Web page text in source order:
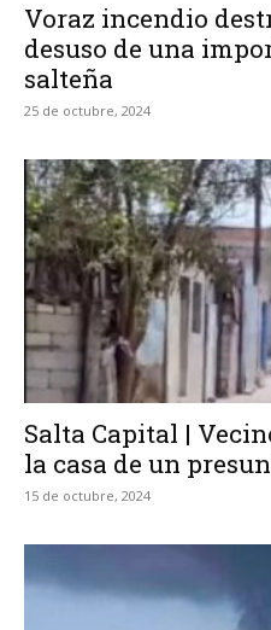
Voraz incendio
desuso de una
salteña
25 de octubre, 2024
Salta Capital |
la casa de un
15 de octubre, 2024